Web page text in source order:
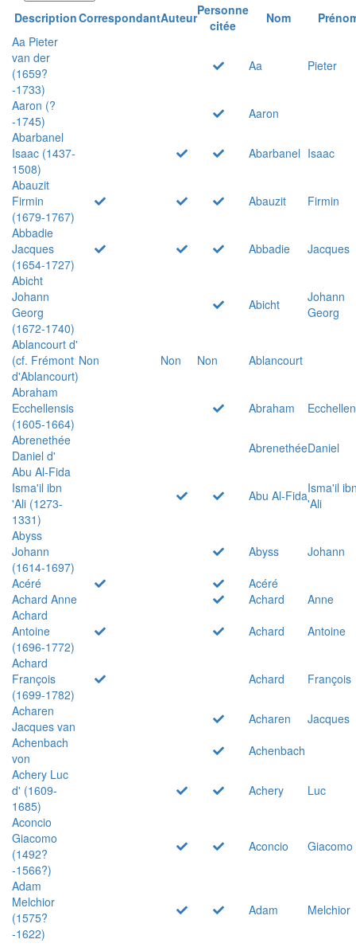
DescriptionCorrespondantAuteurPersonne
citée
Nom
Aa Pieter
van der
(1659?
-1733)
Aa Pieter
Aaron (?
-1745)
Aaron
Abarbanel
Isaac (1437-
1508)
Abarbanel Isaac
Abauzit
Firmin
(1679-1767)
Abauzit
Firmin
Abbadie
Jacques
(1654-1727)
Abbadie
Jacques
Abicht
Johann
Georg
(1672-1740)
Abicht
Johann
Georg
Ablancourt d'
(cf. Frémont
d'Ablancourt)
Non Non Non
Ablancourt
Abraham
Ecchellensis
(1605-1664)
Abraham
Abrenethée
Daniel d'
AbrenethéeDaniel
Abu Al-Fida
Isma'il ibn
'Ali (1273-
1331)
Abu Al-FidaIsma'il
'Ali
Abyss
Johann
(1614-1697)
Abyss
Johann
Acéré
Acéré
Achard Anne
Achard
Anne
Achard
Antoine
(1696-1772)
Achard
Antoine
Achard
François
(1699-1782)
Achard
François
Acharen
Jacques van
Acharen
Jacques
Achenbach
von
Achenbach
Achery Luc
d' (1609-
1685)
Achery
Luc
Aconcio
Giacomo
(1492?
-1566?)
Aconcio Giacomo
Adam
Melchior
(1575?
-1622)
Adam Melchior